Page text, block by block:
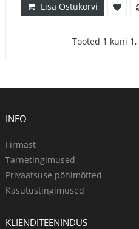
Lisa Ostukorvi
Tooted 1 kuni
INFO
Firmast
Tarnetingimused
Privaatsuse põhimõtted
Kasutustingimused
KLIENDITEENINDUS